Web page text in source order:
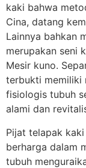
kaki bahwa
Cina, datang
Lainnya bahkan
merupakan seni
Mesir kuno.
terbukti memiliki
fisiologis tubuh
alami dan
Pijat telapak
berharga dalam
tubuh